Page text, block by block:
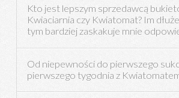
Kto jest lepszym sprzedawcą
Kwiaciarnia czy Kwiatomat? Im
tym bardziej zaskakuje mnie
Od niepewności do pierwszego
pierwszego tygodnia z